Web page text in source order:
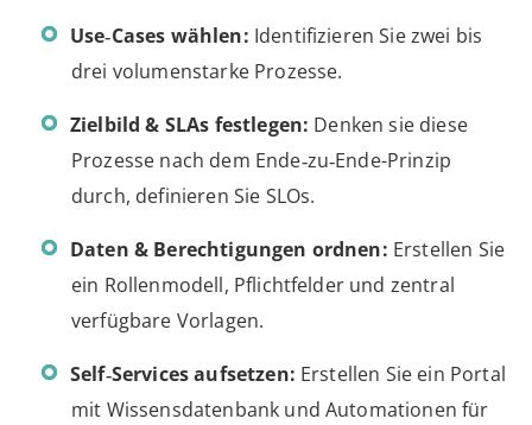
Use‑Cases wählen: Identifizieren Sie zwei bis
drei volumenstarke Prozesse.
Zielbild & SLAs festlegen: Denken sie diese
Prozesse nach dem Ende‑zu‑Ende-Prinzip
durch, definieren Sie SLOs.
Daten & Berechtigungen ordnen: Erstellen Sie
ein Rollenmodell, Pflichtfelder und zentral
verfügbare Vorlagen.
Self‑Services aufsetzen: Erstellen Sie ein Portal
mit Wissensdatenbank und Automationen für